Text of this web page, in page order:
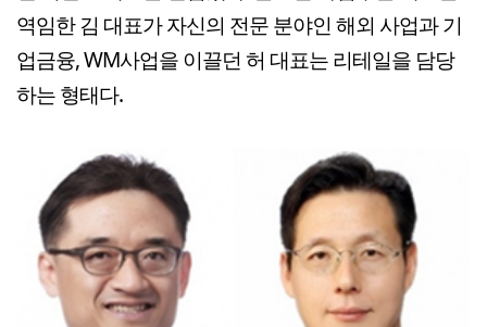
역임한 김 대표가 자신의 전문 분야인 해외 사업과 기
업금융, WM사업을 이끌던 허 대표는 리테일을 담당
하는 형태다.